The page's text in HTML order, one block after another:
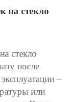
на стекло
стекло
после
–
или